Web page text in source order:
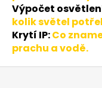
Výpočet
kolik světel
Krytí IP:Co
prachu a vodě.